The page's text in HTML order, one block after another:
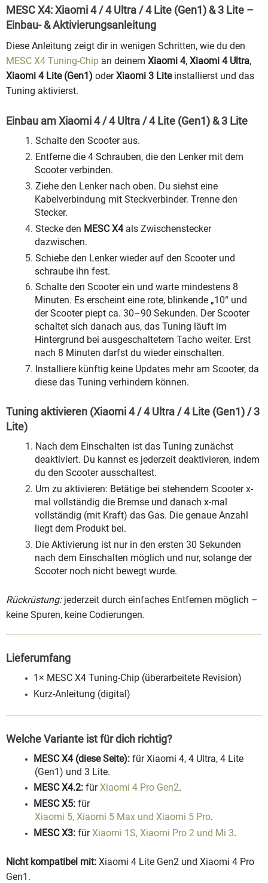
MESC X4: Xiaomi 4 / 4 Ultra / 4 Lite (Gen1) & 3 Lite –
Einbau- & Aktivierungsanleitung
Diese Anleitung zeigt dir in wenigen Schritten, wie du den
MESC X4 Tuning-Chip an deinem Xiaomi 4, Xiaomi 4 Ultra,
Xiaomi 4 Lite (Gen1) oderXiaomi 3 Liteinstallierst und das
Tuning aktivierst.
Einbau am Xiaomi 4 / 4 Ultra / 4 Lite (Gen1) & 3 Lite
Schalte den Scooter aus.
Entferne die 4 Schrauben, die den Lenker mit dem
Scooter verbinden.
Ziehe den Lenker nach oben. Du siehst eine
Kabelverbindung mit Steckverbinder. Trenne den
Stecker.
Stecke den MESC X4als Zwischenstecker
dazwischen.
Schiebe den Lenker wieder auf den Scooter und
schraube ihn fest.
Schalte den Scooter ein und warte mindestens 8
Minuten. Es erscheint eine rote, blinkende „10“ und
der Scooter piept ca. 30–90 Sekunden. Der Scooter
schaltet sich danach aus, das Tuning läuft im
Hintergrund bei ausgeschaltetem Tacho weiter. Erst
nach 8 Minuten darfst du wieder einschalten.
Installiere künftig keine Updates mehr am Scooter, da
diese das Tuning verhindern können.
Tuning aktivieren (Xiaomi 4 / 4 Ultra / 4 Lite (Gen1) / 3
Lite)
Nach dem Einschalten ist das Tuning zunächst
deaktiviert. Du kannst es jederzeit deaktivieren, indem
du den Scooter ausschaltest.
Um zu aktivieren: Betätige bei stehendem Scooter x-
mal vollständig die Bremse und danach x-mal
vollständig (mit Kraft) das Gas. Die genaue Anzahl
liegt dem Produkt bei.
Die Aktivierung ist nur in den ersten 30 Sekunden
nach dem Einschalten möglich und nur, solange der
Scooter noch nicht bewegt wurde.
Rückrüstung:jederzeit durch einfaches Entfernen möglich –
keine Spuren, keine Codierungen.
Lieferumfang
1× MESC X4 Tuning-Chip (überarbeitete Revision)
Kurz-Anleitung (digital)
Welche Variante ist für dich richtig?
MESC X4 (diese Seite): für Xiaomi 4, 4 Ultra, 4 Lite
(Gen1) und 3 Lite.
MESC X4.2: fürXiaomi 4 Pro Gen2.
MESC X5: für
Xiaomi 5, Xiaomi 5 Max und Xiaomi 5 Pro.
MESC X3: fürXiaomi 1S, Xiaomi Pro 2 und Mi 3.
Nicht kompatibel mit: Xiaomi 4 Lite Gen2 und Xiaomi 4 Pro
Gen1.